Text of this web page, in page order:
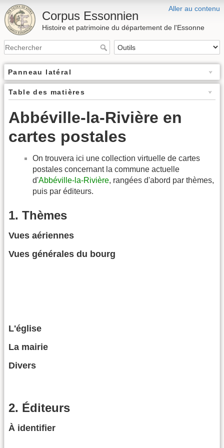
Aller au contenu
Corpus Essonnien
Histoire et patrimoine du département de l'Essonne
Panneau latéral
Table des matières
Abbéville-la-Rivière en
cartes postales
On trouvera ici une collection virtuelle de cartes
postales concernant la commune actuelle
d'Abbéville-la-Rivière, rangées d'abord par thèmes,
puis par éditeurs.
1. Thèmes
Vues aériennes
Vues générales du bourg
L'église
La mairie
Divers
2. Éditeurs
À identifier